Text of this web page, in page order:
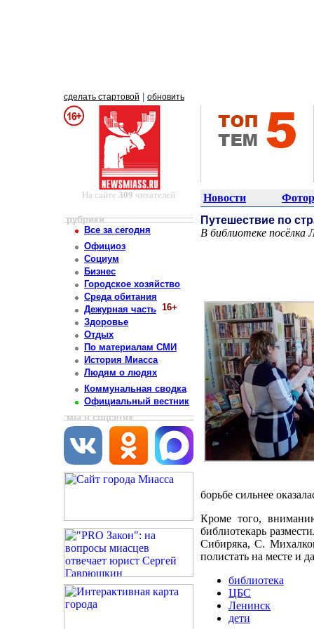
сделать стартовой обновить
На сайте 309 читателей Новости
рубрики
Все за сегодня
Официоз
Социум
Бизнес
Городское хозяйство
Среда обитания
Дежурная часть 16+
Здоровье
Отдых
По материалам СМИ
История Миасса
Людям о людях
Коммунальная сводка
Официальный вестник
мы в соцсетях
Путешествие по
В библиотеке посёлка
борьбе сильнее
Кроме того,
библиотекарь
Сибиряка, С.
полистать на месте и
библиотека
ЦБС
Ленинск
дети